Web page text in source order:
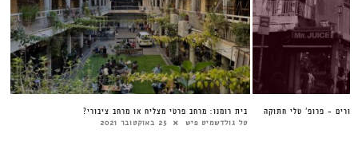
בית רומנו: מרחב פרטי מצליח או מרחב ציבורי?
טל גולדשמיט פיש 25 באוקטובר 2021
– פרופ’ טלי חתוקה